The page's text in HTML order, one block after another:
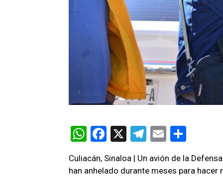
W
at
F
ce
X
T
e
E
ail m
Culiacán, Sinaloa | Un avión de la
han anhelado durante meses para